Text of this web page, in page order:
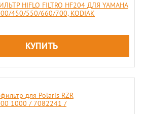
HIFLO FILTRO HF204 ДЛЯ YAMAHA
450/550/660/700, KODIAK